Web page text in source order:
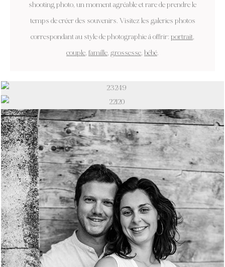
shooting photo, un moment agréable et rare de prendre le
temps de créer des souvenirs. Visitez les galeries photos
correspondant au style de photographie à offrir: portrait,
couple, famille, grossesse, bébé.